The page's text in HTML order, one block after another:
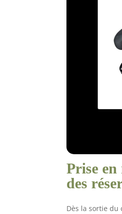
Prise
des
Dès la sortie du